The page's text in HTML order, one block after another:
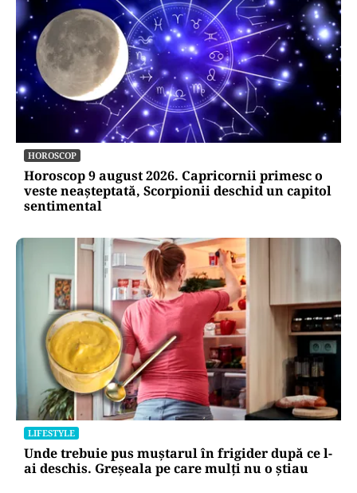
HOROSCOP
Horoscop 9 august 2026. Capricornii primesc o
veste neașteptată, Scorpionii deschid un capitol
sentimental
LIFESTYLE
Unde trebuie pus muștarul în frigider după ce l-
ai deschis. Greșeala pe care mulți nu o știau